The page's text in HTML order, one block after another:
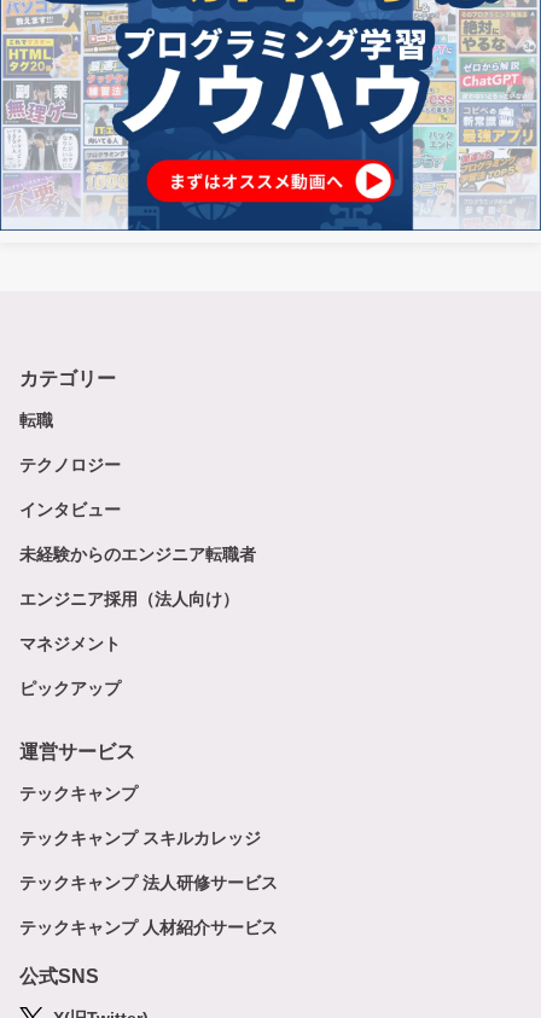
カテゴリー
転職
テクノロジー
インタビュー
未経験からのエンジニア転職者
エンジニア採用（法人向け）
マネジメント
ピックアップ
運営サービス
テックキャンプ
テックキャンプ スキルカレッジ
テックキャンプ 法人研修サービス
テックキャンプ 人材紹介サービス
公式SNS